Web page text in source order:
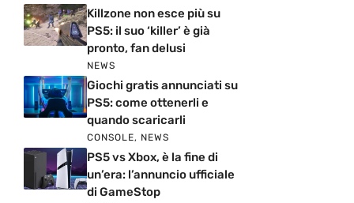
Killzone non esce più su
PS5: il suo ‘killer’ è già
pronto, fan delusi
NEWS
Giochi gratis annunciati su
PS5: come ottenerli e
quando scaricarli
CONSOLE, NEWS
PS5 vs Xbox, è la fine di
un’era: l’annuncio ufficiale
di GameStop